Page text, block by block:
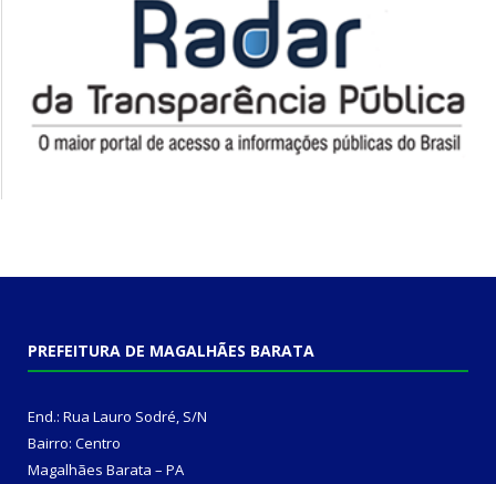
PREFEITURA DE MAGALHÃES BARATA
End.: Rua Lauro Sodré, S/N
Bairro: Centro
Magalhães Barata – PA